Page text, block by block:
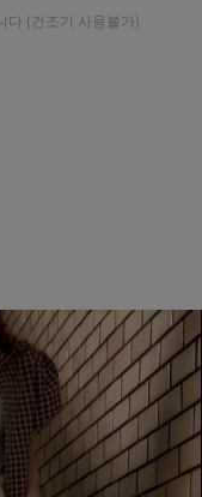
다 (건조기 사용불가)